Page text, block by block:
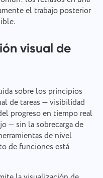
el trabajo posterior
visual de
sobre los principios
de tareas — visibilidad
progreso en tiempo real
— sin la sobrecarga de
de nivel
de funciones está